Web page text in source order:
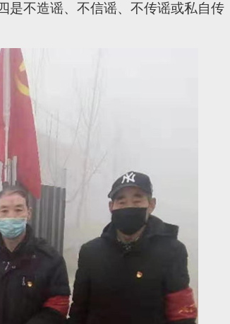
是不造谣、不信谣、不传谣或私自传